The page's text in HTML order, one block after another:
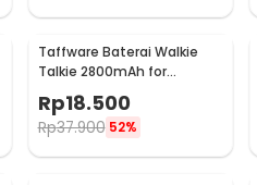
Taffware Baterai Walkie
Talkie 2800mAh for
Baofeng BF-777S 666S
888S
Rp18.500
Rp37.900 52%